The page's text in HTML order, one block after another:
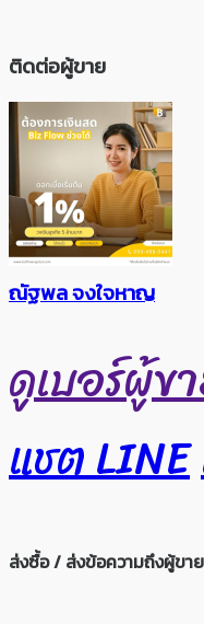
ติดต่อผู้ขาย
ณัฐพล จงใจหาญ
ดูเบอร์ผู้ข
แชต LINE
ส่งซื้อ / ส่งข้อความถึงผู้ขาย